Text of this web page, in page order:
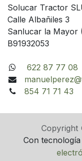
Solucar Tractor
Calle Albañiles 3
Sanlucar la Mayor
B91932053
622 87 77 08
854 71 71 43
Copyright
Con tecnología